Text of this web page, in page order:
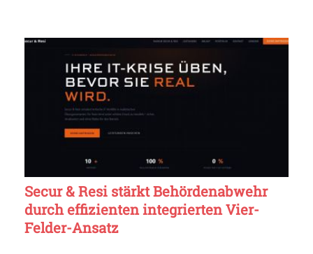
Secur & Resi stärkt Behördenabwehr
durch effizienten integrierten Vier-
Felder-Ansatz